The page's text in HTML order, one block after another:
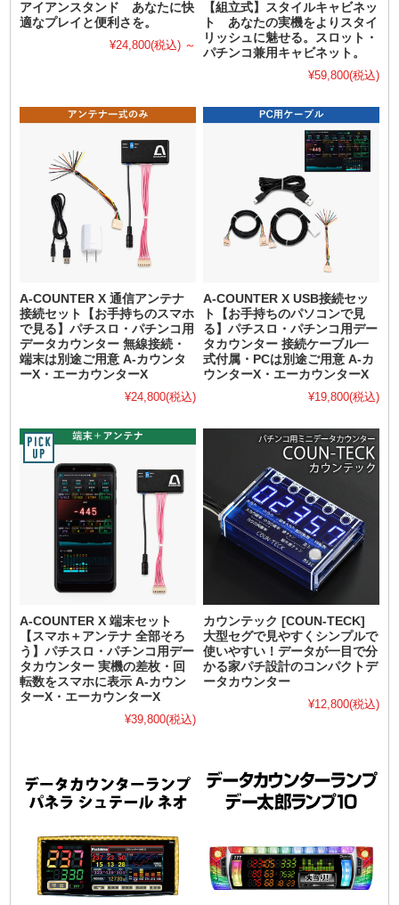
アイアンスタンド あなたに快
適なプレイと便利さを。
¥24,800(税込) ～
【組立式】スタイルキャビネッ
ト あなたの実機をよりスタイ
リッシュに魅せる。スロット・
パチンコ兼用キャビネット。
¥59,800(税込)
A-COUNTER X 通信アンテナ
接続セット【お手持ちのスマホ
で見る】パチスロ・パチンコ用
データカウンター 無線接続・
端末は別途ご用意 A-カウンタ
ーX・エーカウンターX
¥24,800(税込)
A-COUNTER X USB接続セッ
ト【お手持ちのパソコンで見
る】パチスロ・パチンコ用デー
タカウンター 接続ケーブル一
式付属・PCは別途ご用意 A-カ
ウンターX・エーカウンターX
¥19,800(税込)
A-COUNTER X 端末セット
【スマホ＋アンテナ 全部そろ
う】パチスロ・パチンコ用デー
タカウンター 実機の差枚・回
転数をスマホに表示 A-カウン
ターX・エーカウンターX
¥39,800(税込)
カウンテック [COUN-TECK]
大型セグで見やすくシンプルで
使いやすい！データが一目で分
かる家パチ設計のコンパクトデ
ータカウンター
¥12,800(税込)